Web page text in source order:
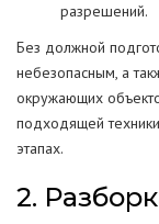
разрешений.
Без должной
небезопасным, а
окружающих
подходящей
этапах.
2.